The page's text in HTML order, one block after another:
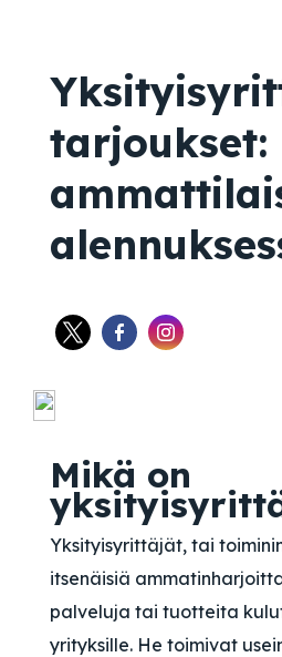
tarjoukset:
Mikä on
Yksityisyrittäjät, tai
itsenäisiä
palveluja tai tuotteita
yrityksille. He toimivat